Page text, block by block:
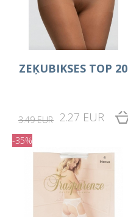
ZEĶUBIKSES TOP 20
3.49 EUR 2.27 EUR
-35%